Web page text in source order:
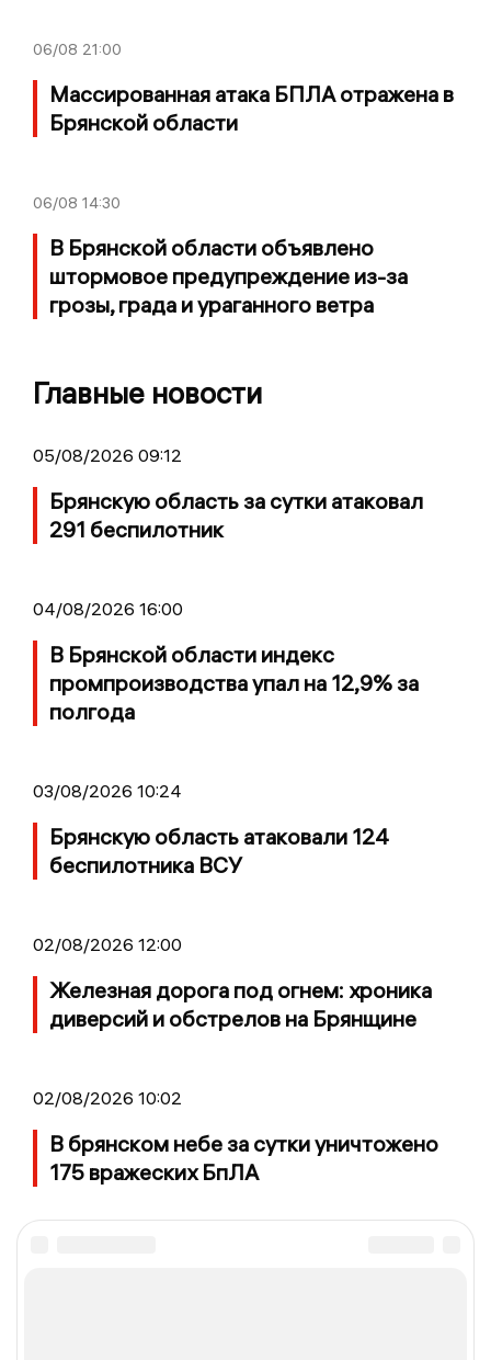
06/08 21:00
Массированная атака БПЛА отражена в
Брянской области
06/08 14:30
В Брянской области объявлено
штормовое предупреждение из-за
грозы, града и ураганного ветра
Главные новости
05/08/2026 09:12
Брянскую область за сутки атаковал
291 беспилотник
04/08/2026 16:00
В Брянской области индекс
промпроизводства упал на 12,9% за
полгода
03/08/2026 10:24
Брянскую область атаковали 124
беспилотника ВСУ
02/08/2026 12:00
Железная дорога под огнем: хроника
диверсий и обстрелов на Брянщине
02/08/2026 10:02
В брянском небе за сутки уничтожено
175 вражеских БпЛА